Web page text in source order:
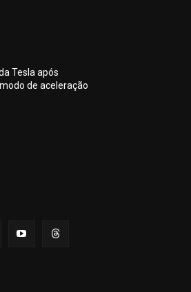
Tesla após
de aceleração